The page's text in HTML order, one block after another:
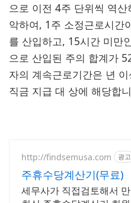
으로 이전 4주 단위씩 역
악하여, 1주 소정근로시간
를 산입하고, 15시간 미만
으로 산입된 주의 합계가
자의 계속근로기간은 년
직금 지급 대 상에 해당합
http://findsemusa.com 광고
주휴수당계산기(무료)
세무사가 직접검토해서